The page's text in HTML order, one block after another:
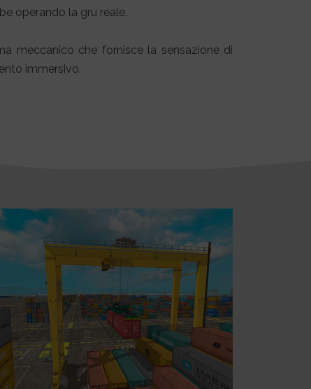
operando la gru reale.
meccanico che fornisce la sensazione di
immersivo.